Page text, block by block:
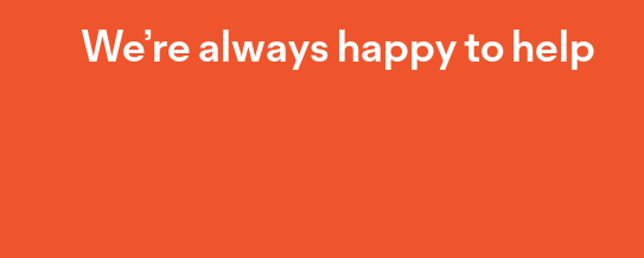
We’re always happy to help